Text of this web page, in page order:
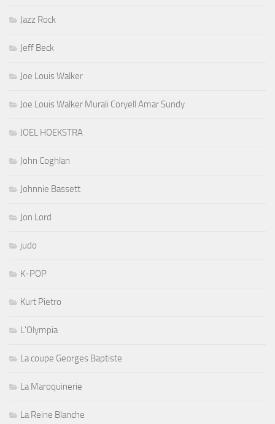
Jazz Rock
Jeff Beck
Joe Louis Walker
Joe Louis Walker Murali Coryell Amar Sundy
JOEL HOEKSTRA
John Coghlan
Johnnie Bassett
Jon Lord
judo
K-POP
Kurt Pietro
L'Olympia
La coupe Georges Baptiste
La Maroquinerie
La Reine Blanche